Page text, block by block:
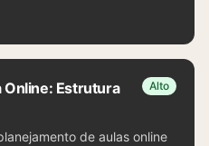
Online: Estrutura
Alto
de aulas online